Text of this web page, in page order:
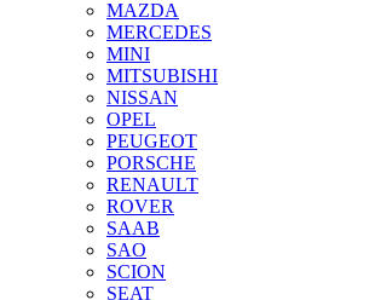
MAZDA
MERCEDES
MINI
MITSUBISHI
NISSAN
OPEL
PEUGEOT
PORSCHE
RENAULT
ROVER
SAAB
SAO
SCION
SEAT